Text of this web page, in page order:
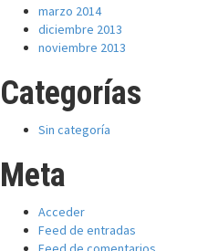
marzo 2014
diciembre 2013
noviembre 2013
Categorías
Sin categoría
Meta
Acceder
Feed de entradas